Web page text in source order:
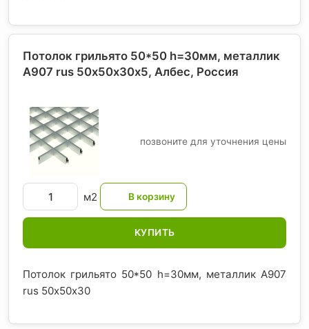
Потолок грильято 50*50 h=30мм, металлик
А907 rus 50х50х30х5, Албес, Россия
позвоните для уточнения цены
м2
КУПИТЬ
Потолок грильято 50*50 h=30мм, металлик А907
rus 50х50х30